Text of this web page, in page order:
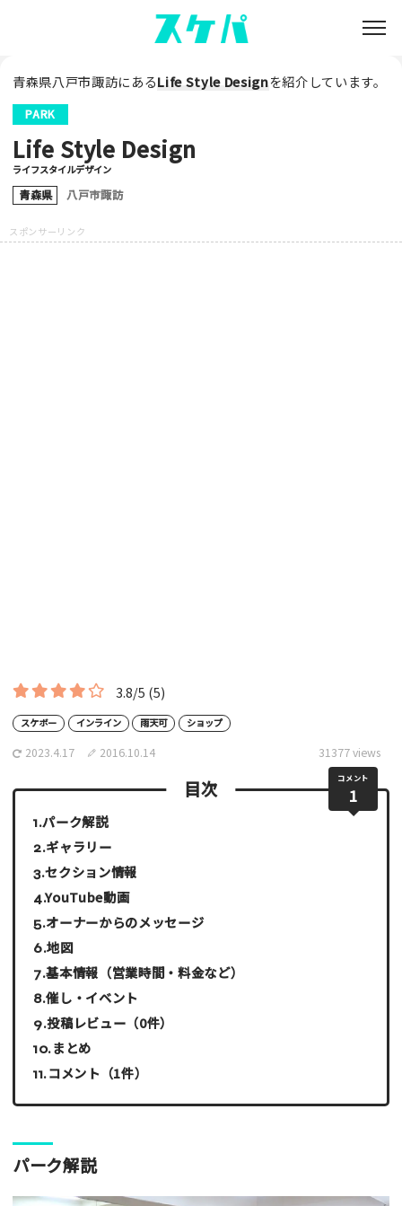
青森県八戸市諏訪にあるLife Style Designを紹介しています。
PARK
Life Style Design
ライフスタイルデザイン
青森県 八戸市諏訪
3.8/5 (5)
スケボー インライン 雨天可 ショップ
2023.4.17 2016.10.14 31377 views
コメント
1
目次
パーク解説
ギャラリー
セクション情報
YouTube動画
オーナーからのメッセージ
地図
基本情報（営業時間・料金など）
催し・イベント
投稿レビュー（0件）
まとめ
コメント（1件）
パーク解説